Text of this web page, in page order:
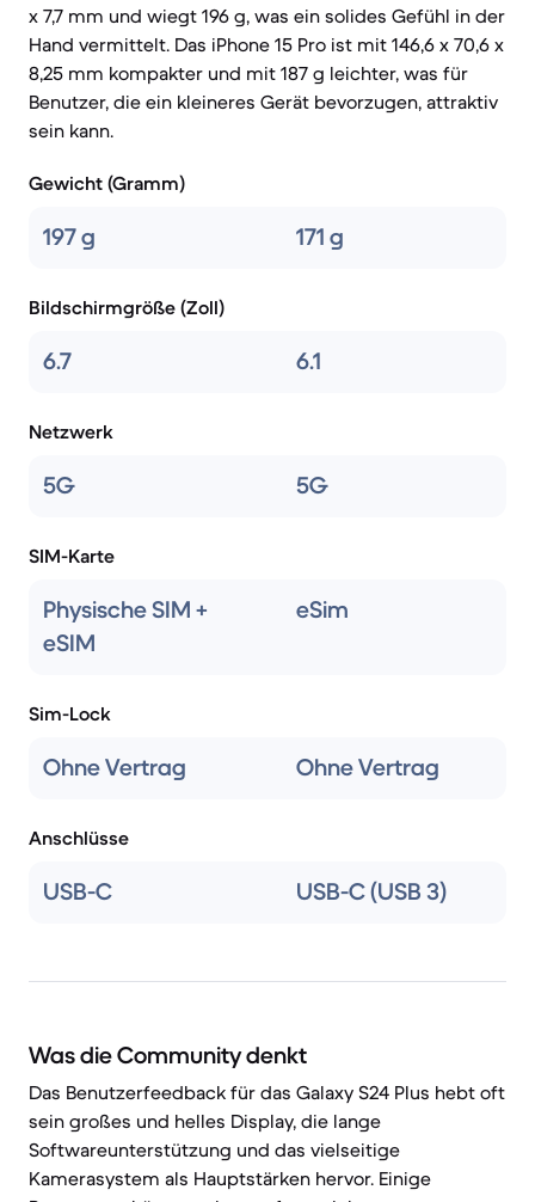
x 7,7 mm und wiegt 196 g, was ein solides Gefühl in der
Hand vermittelt. Das iPhone 15 Pro ist mit 146,6 x 70,6 x
8,25 mm kompakter und mit 187 g leichter, was für
Benutzer, die ein kleineres Gerät bevorzugen, attraktiv
sein kann.
Gewicht (Gramm)
197 g 171 g
Bildschirmgröße (Zoll)
6.7 6.1
Netzwerk
5G 5G
SIM-Karte
Physische SIM +
eSIM
eSim
Sim-Lock
Ohne Vertrag Ohne Vertrag
Anschlüsse
USB-C USB-C (USB 3)
Was die Community denkt
Das Benutzerfeedback für das Galaxy S24 Plus hebt oft
sein großes und helles Display, die lange
Softwareunterstützung und das vielseitige
Kamerasystem als Hauptstärken hervor. Einige